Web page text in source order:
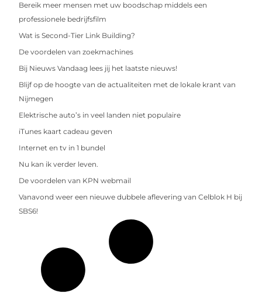
Bereik meer mensen met uw boodschap middels een
professionele bedrijfsfilm
Wat is Second-Tier Link Building?
De voordelen van zoekmachines
Bij Nieuws Vandaag lees jij het laatste nieuws!
Blijf op de hoogte van de actualiteiten met de lokale krant van
Nijmegen
Elektrische auto’s in veel landen niet populaire
iTunes kaart cadeau geven
Internet en tv in 1 bundel
Nu kan ik verder leven.
De voordelen van KPN webmail
Vanavond weer een nieuwe dubbele aflevering van Celblok H bij
SBS6!